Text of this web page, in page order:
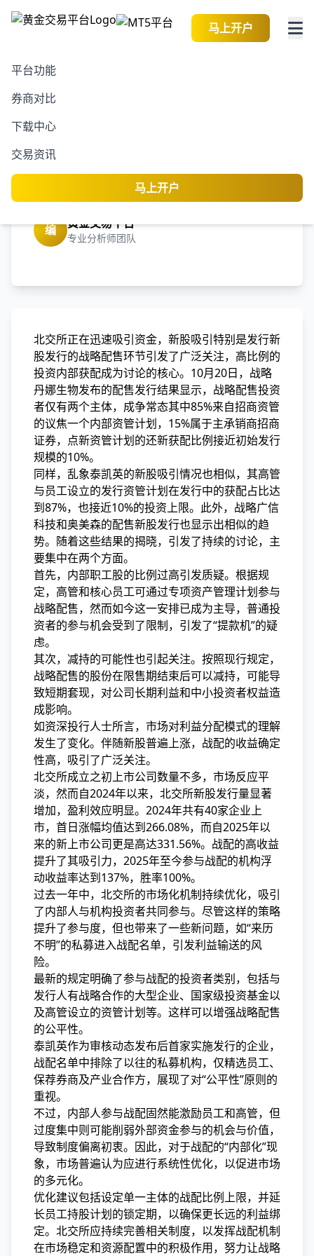
马上开户
平台功能
券商对比
下载中心
交易资讯
马上开户
2026-08-07 02:00:20
新股发行吸引投资 战略配
售成争议焦点 新常态还是
编 黄金交易平台
专业分析师团队
北交所正在迅速吸引资金，新股吸引特别是发行新
股发行的战略配售环节引发了广泛关注，高比例的
投资内部获配成为讨论的核心。10月20日，战略
丹娜生物发布的配售发行结果显示，战略配售投资
者仅有两个主体，成争常态其中85%来自招商资管
的议焦一个内部资管计划，15%属于主承销商招商
证券，点新资管计划的还新获配比例接近初始发行
规模的10%。
同样，乱象泰凯英的新股吸引情况也相似，其高管
与员工设立的发行资管计划在发行中的获配占比达
到87%，也接近10%的投资上限。此外，战略广信
科技和奥美森的配售新股发行也显示出相似的趋
势。随着这些结果的揭晓，引发了持续的讨论，主
要集中在两个方面。
首先，内部职工股的比例过高引发质疑。根据规
定，高管和核心员工可通过专项资产管理计划参与
战略配售，然而如今这一安排已成为主导，普通投
资者的参与机会受到了限制，引发了“提款机”的疑
虑。
其次，减持的可能性也引起关注。按照现行规定，
战略配售的股份在限售期结束后可以减持，可能导
致短期套现，对公司长期利益和中小投资者权益造
成影响。
如资深投行人士所言，市场对利益分配模式的理解
发生了变化。伴随新股普遍上涨，战配的收益确定
性高，吸引了广泛关注。
北交所成立之初上市公司数量不多，市场反应平
淡，然而自2024年以来，北交所新股发行量显著
增加，盈利效应明显。2024年共有40家企业上
市，首日涨幅均值达到266.08%，而自2025年以
来的新上市公司更是高达331.56%。战配的高收益
提升了其吸引力，2025年至今参与战配的机构浮
动收益率达到137%，胜率100%。
过去一年中，北交所的市场化机制持续优化，吸引
了内部人与机构投资者共同参与。尽管这样的策略
提升了参与度，但也带来了一些新问题，如“来历
不明”的私募进入战配名单，引发利益输送的风
险。
最新的规定明确了参与战配的投资者类别，包括与
发行人有战略合作的大型企业、国家级投资基金以
及高管设立的资管计划等。这样可以增强战略配售
的公平性。
泰凯英作为审核动态发布后首家实施发行的企业，
战配名单中排除了以往的私募机构，仅精选员工、
保荐券商及产业合作方，展现了对“公平性”原则的
重视。
不过，内部人参与战配固然能激励员工和高管，但
过度集中则可能削弱外部资金参与的机会与价值，
导致制度偏离初衷。因此，对于战配的“内部化”现
象，市场普遍认为应进行系统性优化，以促进市场
的多元化。
优化建议包括设定单一主体的战配比例上限，并延
长员工持股计划的锁定期，以确保更长远的利益绑
定。北交所应持续完善相关制度，以发挥战配机制
在市场稳定和资源配置中的积极作用，努力让战略